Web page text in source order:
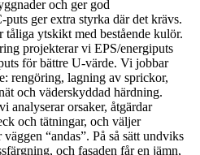
och ger god
ger extra styrka där det krävs.
tåliga ytskikt med bestående kulör.
projekterar vi EPS/energiputs
för bättre U-värde. Vi jobbar
rengöring, lagning av sprickor,
och väderskyddad härdning.
analyserar orsaker, åtgärdar
och tätningar, och väljer
“andas”. På så sätt undviks
och fasaden får en jämn,